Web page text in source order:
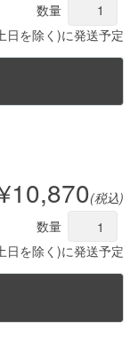
数量
日を除く)に発送予定
(税込)
数量
日を除く)に発送予定